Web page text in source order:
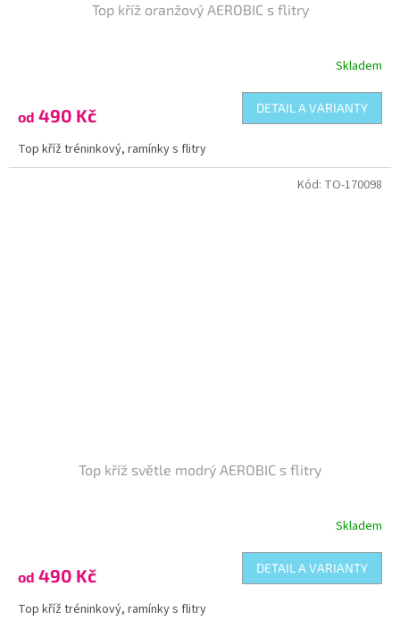
Top kříž oranžový AEROBIC s flitry
Skladem
od 490 Kč DETAIL A VARIANTY
Top kříž tréninkový, ramínky s flitry
Top kříž světle modrý AEROBIC s flitry
Skladem
od 490 Kč DETAIL A VARIANTY
Top kříž tréninkový, ramínky s flitry
Kód: TO-170098